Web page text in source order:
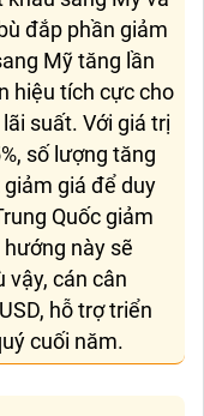
đắp phần giảm
Mỹ tăng lần
hiệu tích cực cho
suất. Với giá trị
số lượng tăng
giảm giá để duy
Quốc giảm
hướng này sẽ
vậy, cán cân
hỗ trợ triển
cuối năm.